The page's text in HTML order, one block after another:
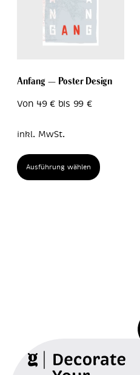
Anfang – Poster Design
Von 49€ bis 99 €
inkl. MwSt.
Ausführung wählen